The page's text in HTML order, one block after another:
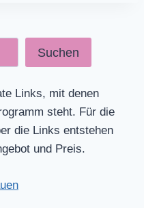
Suchen
Links, mit denen
steht. Für die
die Links entstehen
und Preis.